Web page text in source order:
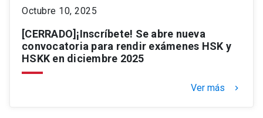
Octubre 10, 2025
[CERRADO]¡Inscríbete! Se abre nueva
convocatoria para rendir exámenes HSK y
HSKK en diciembre 2025
Ver más keyboard_arrow_right